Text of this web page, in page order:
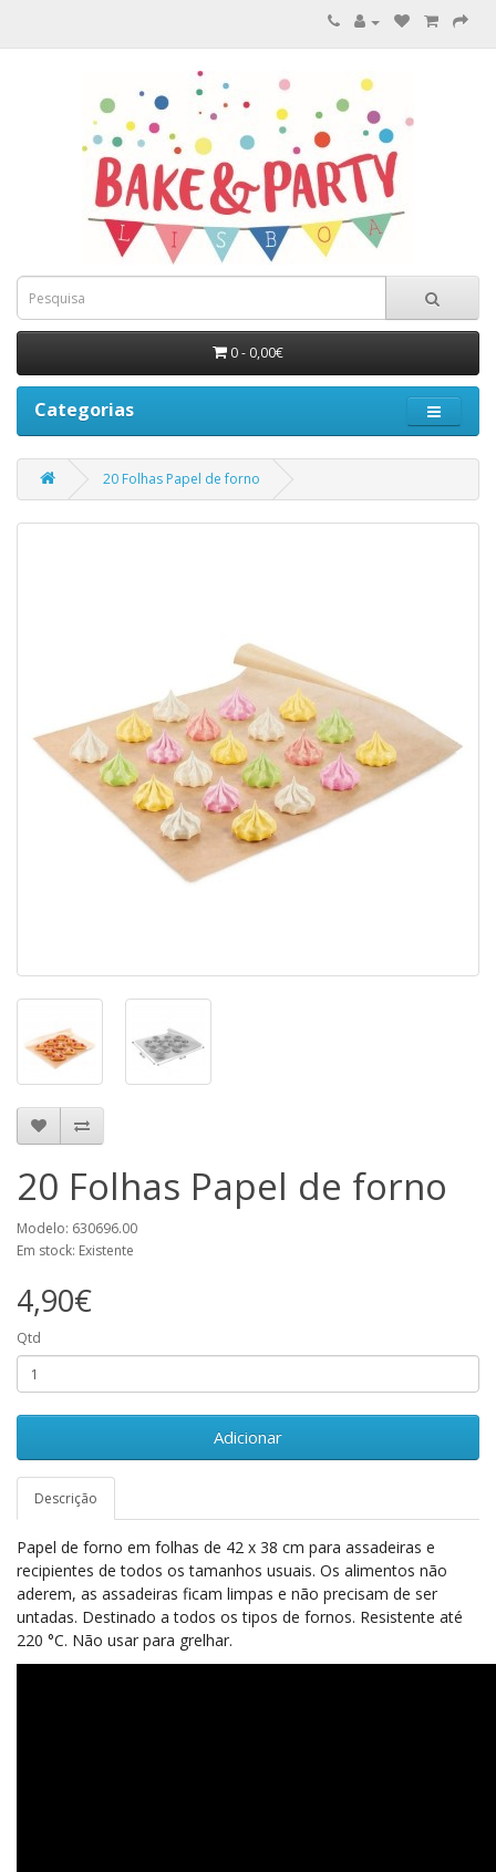
0 - 0,00€
Categorias
20 Folhas Papel de forno
20 Folhas Papel de forno
Modelo: 630696.00
Em stock: Existente
4,90€
Qtd
Adicionar
Descrição
Papel de forno em folhas de 42 x 38 cm para assadeiras e
recipientes de todos os tamanhos usuais. Os alimentos não
aderem, as assadeiras ficam limpas e não precisam de ser
untadas. Destinado a todos os tipos de fornos. Resistente até
220 °C. Não usar para grelhar.